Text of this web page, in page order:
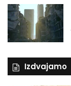
Izdvajamo